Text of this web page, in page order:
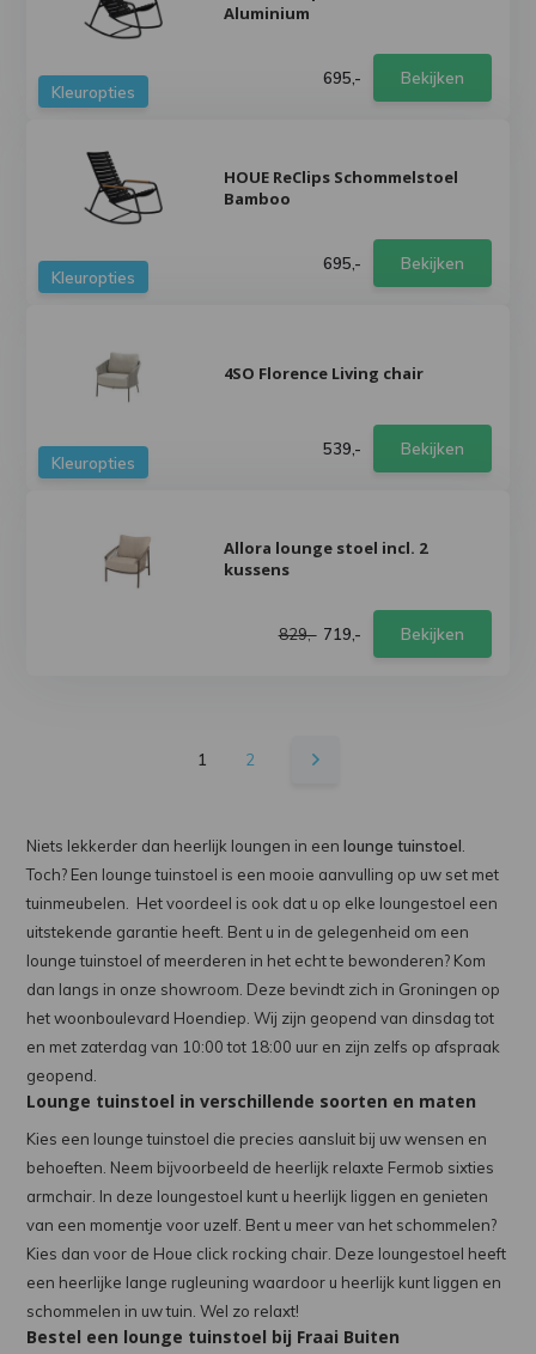
Kleuropties
Aluminium
695,- Bekijken
Kleuropties
HOUE ReClips Schommelstoel
Bamboo
695,- Bekijken
Kleuropties
4SO Florence Living chair
539,- Bekijken
Allora lounge stoel incl. 2
kussens
829,- 719,- Bekijken
1 2
Niets lekkerder dan heerlijk loungen in eenlounge tuinstoel
Toch? Een lounge tuinstoel is een mooie aanvulling op uw set met
tuinmeubelen. Het voordeel is ook dat u op elke loungestoel een
uitstekende garantie heeft. Bent u in de gelegenheid om een
lounge tuinstoel of meerderen in het echt te bewonderen? Kom
dan langs in onze showroom. Deze bevindt zich in Groningen op
het woonboulevard Hoendiep. Wij zijn geopend van dinsdag tot
en met zaterdag van 10:00 tot 18:00 uur en zijn zelfs op afspraak
geopend.
Lounge tuinstoel in verschillende soorten en maten
Kies een lounge tuinstoel die precies aansluit bij uw wensen en
behoeften. Neem bijvoorbeeld de heerlijk relaxte Fermob sixties
armchair. In deze loungestoel kunt u heerlijk liggen en genieten
van een momentje voor uzelf. Bent u meer van het schommelen?
Kies dan voor de Houe click rocking chair. Deze loungestoel heeft
een heerlijke lange rugleuning waardoor u heerlijk kunt liggen en
schommelen in uw tuin. Wel zo relaxt!
Bestel een lounge tuinstoel bij Fraai Buiten